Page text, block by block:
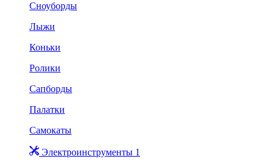
Сноуборды
Лыжи
Коньки
Ролики
Сапборды
Палатки
Самокаты
Электроинструменты 1